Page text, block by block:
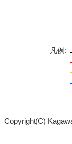
凡例:
Copyright(C)